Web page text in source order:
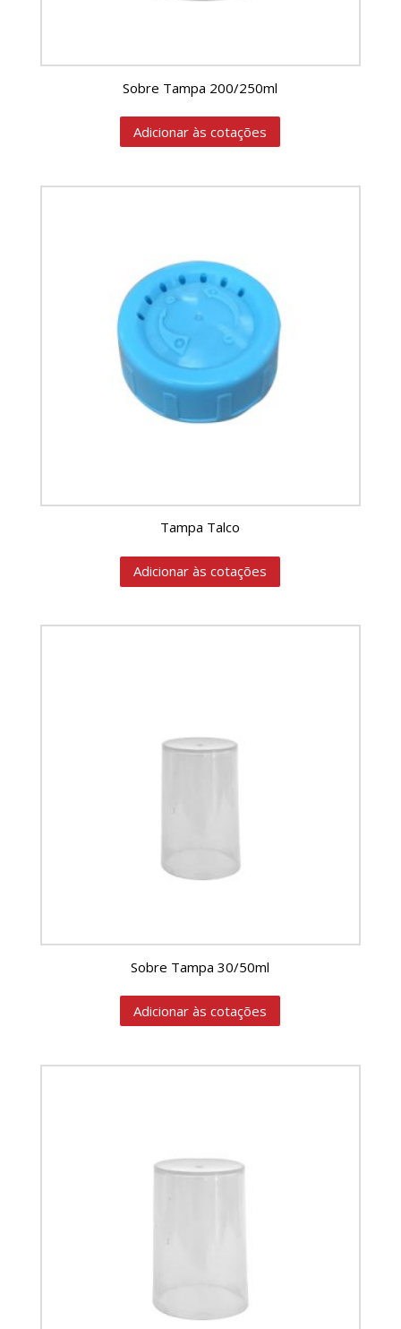
Sobre Tampa 200/250ml
Adicionar às cotações
Tampa Talco
Adicionar às cotações
Sobre Tampa 30/50ml
Adicionar às cotações